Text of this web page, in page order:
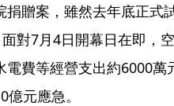
贈案，雖然去年底正式
對7月4日開幕日在即，
費等經營支出約6000萬
元應急。